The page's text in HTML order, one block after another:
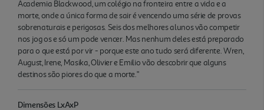
Academia Blackwood, um colégio na fronteira entre a vida e a
morte, onde a única forma de sair é vencendo uma série de provas
sobrenaturais e perigosas. Seis dos melhores alunos vão competir
nos jog os e só um pode vencer. Mas nenhum deles está preparado
para o que está por vir - porque este ano tudo será diferente. Wren,
August, Irene, Masika, Olivier e Emilio vão descobrir que alguns
destinos são piores do que a morte."
Dimensões LxAxP